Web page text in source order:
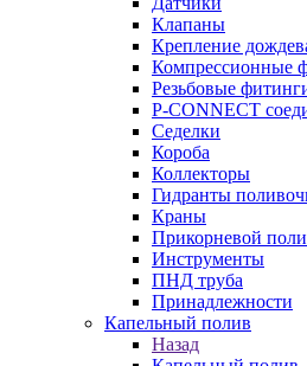
Клапаны
Крепление
Компрессионные
Резьбовые
P-CONNECT
Седелки
Короба
Коллекторы
Гидранты
Краны
Прикорневой
Инструменты
ПНД труба
Принадлежности
Капельный полив
Назад